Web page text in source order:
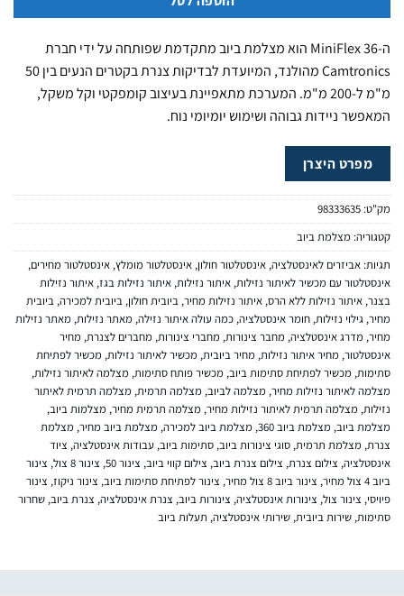
ה-MiniFlex 36 הוא מצלמת ביוב מתקדמת שפותחה על ידי חברת
Camtronics מהולנד, המיועדת לבדיקות צנרת בקטרים הנעים בין 50
מ"מ ל-200 מ"מ. המערכת מתאפיינת בעיצוב קומפקטי וקל משקל,
המאפשר ניידות גבוהה ושימוש יומיומי נוח.
מפרט היצרן
מק"ט: 98333635
קטגוריה: מצלמת ביוב
תגיות: אביזרים לאינסטלציה, אינסטלטור חולון, אינסטלטור מומלץ, אינסטלטור מחירים,
אינסטלטור עם מכשיר לאיתור נזילות, איתור נזילות, איתור נזילות בגז, איתור נזילות
בצנר, איתור נזילות ללא הרס, איתור נזילות מחיר, ביובית חולון, ביובית למכירה, ביובית
מחיר, גילוי נזילות, חומר אינסטלציה, כמה עולה איתור נזילה, מאתר נזילות, מאתר נזילות
מחיר, מדרג אינסטלציה, מחבר צינורות, מחברי צינורות, מחברים לצנרת, מחיר
אינסטלטור, מחיר איתור נזילות, מחיר ביובית, מכשיר לאיתור נזילות, מכשיר לפתיחת
סתימות, מכשיר לפתיחת סתימות ביוב, מכשיר פותח סתימות, מצלמה לאיתור נזילות,
מצלמה לאיתור נזילות מחיר, מצלמה לביוב, מצלמה תרמית, מצלמה תרמית לאיתור
נזילות, מצלמה תרמית לאיתור נזילות מחיר, מצלמה תרמית מחיר, מצלמות ביוב,
מצלמת ביוב, מצלמת ביוב 360 , מצלמת ביוב למכירה, מצלמת ביוב מחיר, מצלמת
צנרת, מצלמת תרמית, סוגי צינורות ביוב, סתימות ביוב, עבודות אינסטלציה, ציוד
אינסטלציה, צילום צנרת, צילום צנרת ביוב, צילום קווי ביוב, צינור 50 , צינור 8 צול , צינור
ביוב 4 צול מחיר
, צינור ביוב 8 צול מחיר , צינור לפתיחת סתימות ביוב, צינור ניקוז, צינור
פיויסי, צינור צול, צינורות אינסטלציה, צינורות ביוב, צנרת אינסטלציה, צנרת ביוב, שחרור
סתימות, שירות ביובית, שירותי אינסטלציה, תעלות ביוב